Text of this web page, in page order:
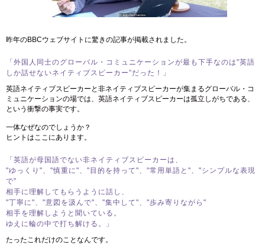
昨年のBBCウェブサイトに驚きの記事が掲載されました。
「外国人同士のグローバル・コミュニケーションが最も下手なのは"英語
しか話せないネイティブスピーカー”だった！」
英語ネイティブスピーカーと非ネイティブスピーカーが集まるグローバル・コ
ミュニケーションの場では、英語ネイティブスピーカーは孤立しがちである、
という衝撃の事実です。
一体なぜなのでしょうか？
ヒントはここにあります。
「英語が母国語でない非ネイティブスピーカーは、
"ゆっくり"、"慎重に"、"目的を持って"、"常用単語と"、"シンプルな表現
で"
相手に理解してもらうように話し、
"丁寧に"、"意図を汲んで"、"集中して"、"歩み寄りながら"
相手を理解しようと聞いている。
ゆえに輪の中で打ち解ける。」
たったこれだけのことなんです。